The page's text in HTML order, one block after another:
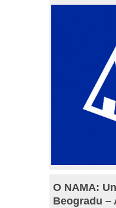
O NAMA:
Beogradu –